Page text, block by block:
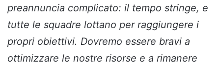
preannuncia complicato: il tempo stringe, e
tutte le squadre lottano per raggiungere i
propri obiettivi. Dovremo essere bravi a
ottimizzare le nostre risorse e a rimanere